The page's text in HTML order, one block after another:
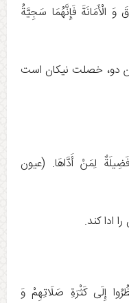
وَ الْأَمَانَةَ فَإِنَّهُمَا سَجِيَّةُ
دو، خصلت نيكان است
فَضِيلَةٌ لِمَنْ‏ أَدَّاهَا. (عيون
ادا كند.
إِلَى كَثْرَةِ صَلَاتِهِمْ وَ